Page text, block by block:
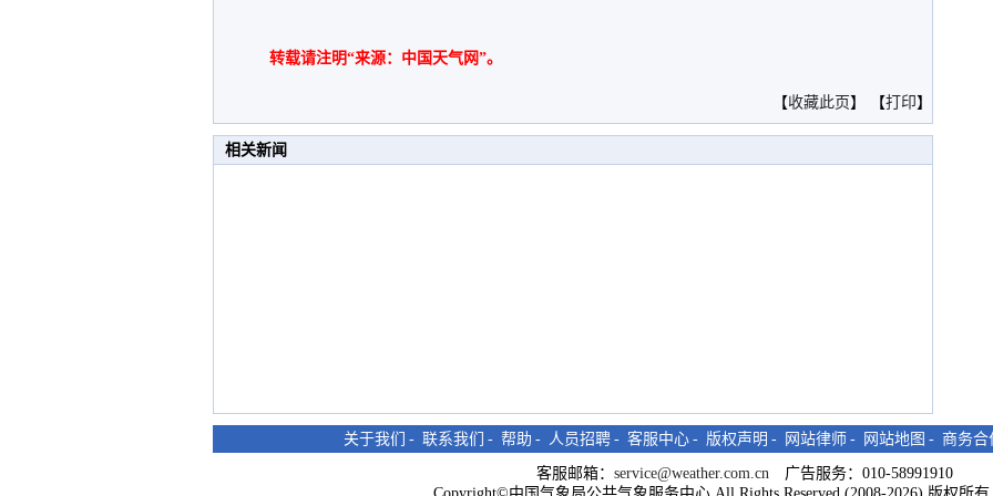
转载请注明“来源：中国天气网”。
【收藏此页】 【打印】
相关新闻
关于我们 - 联系我们 - 帮助 - 人员招聘 - 客服中心 - 版权声明 - 网站律师 - 网站地图 - 商务合
客服邮箱： service@weather.com.cn 广告服务：010-58991910